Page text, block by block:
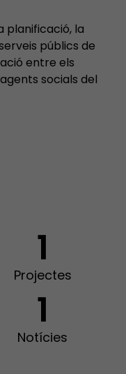
planificació, la
públics de
entre els
socials del
1
Projectes
1
Notícies